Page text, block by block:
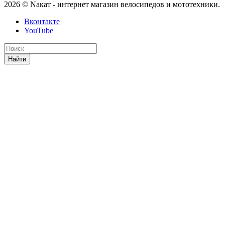
2026 © Nакат - интернет магазин велосипедов и мототехники.
Вконтакте
YouTube
Найти